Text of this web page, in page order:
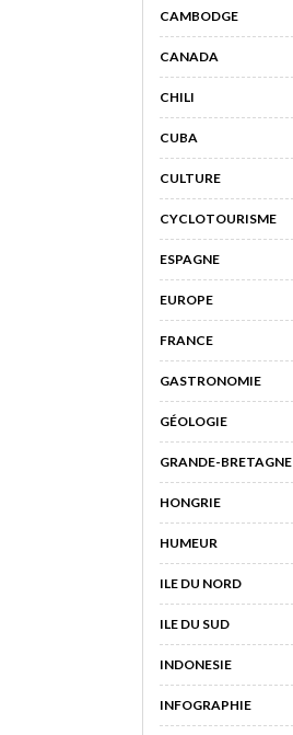
CAMBODGE
CANADA
CHILI
CUBA
CULTURE
CYCLOTOURISME
ESPAGNE
EUROPE
FRANCE
GASTRONOMIE
GÉOLOGIE
GRANDE-BRETAGNE
HONGRIE
HUMEUR
ILE DU NORD
ILE DU SUD
INDONESIE
INFOGRAPHIE